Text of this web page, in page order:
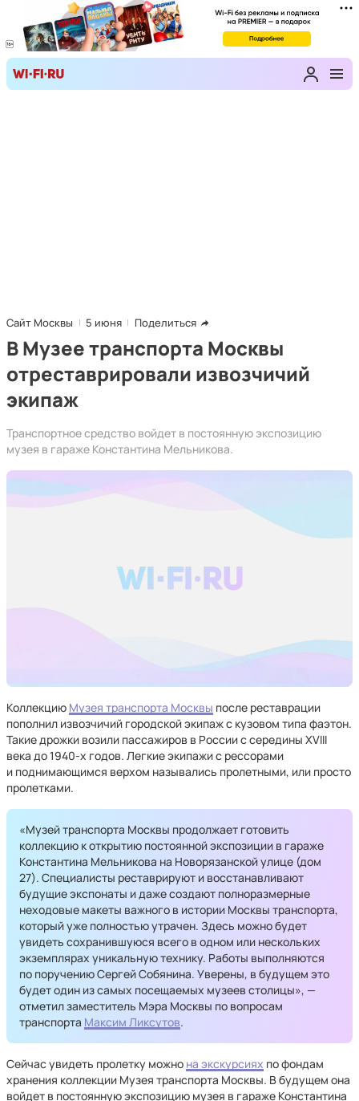
Сайт Москвы 5 июня Поделиться
В Музее транспорта Москвы
отреставрировали извозчичий
экипаж
Транспортное средство войдет в постоянную экспозицию
музея в гараже Константина Мельникова.
Коллекцию Музея транспорта Москвы после реставрации
пополнил извозчичий городской экипаж с кузовом типа фаэтон.
Такие дрожки возили пассажиров в России с середины XVIII
века до 1940-х годов. Легкие экипажи с рессорами
и поднимающимся верхом назывались пролетными, или просто
пролетками.
«Музей транспорта Москвы продолжает готовить
коллекцию к открытию постоянной экспозиции в гараже
Константина Мельникова на Новорязанской улице (дом
27). Специалисты реставрируют и восстанавливают
будущие экспонаты и даже создают полноразмерные
неходовые макеты важного в истории Москвы транспорта,
который уже полностью утрачен. Здесь можно будет
увидеть сохранившуюся всего в одном или нескольких
экземплярах уникальную технику. Работы выполняются
по поручению Сергей Собянина. Уверены, в будущем это
будет один из самых посещаемых музеев столицы», —
отметил заместитель Мэра Москвы по вопросам
транспорта Максим Ликсутов.
Сейчас увидеть пролетку можно на экскурсиях по фондам
хранения коллекции Музея транспорта Москвы. В будущем она
войдет в постоянную экспозицию музея в гараже Константина